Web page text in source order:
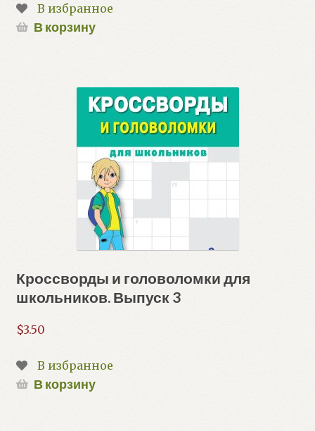
В избранное
В корзину
Кроссворды и головоломки для
школьников. Выпуск 3
$3.50
В избранное
В корзину